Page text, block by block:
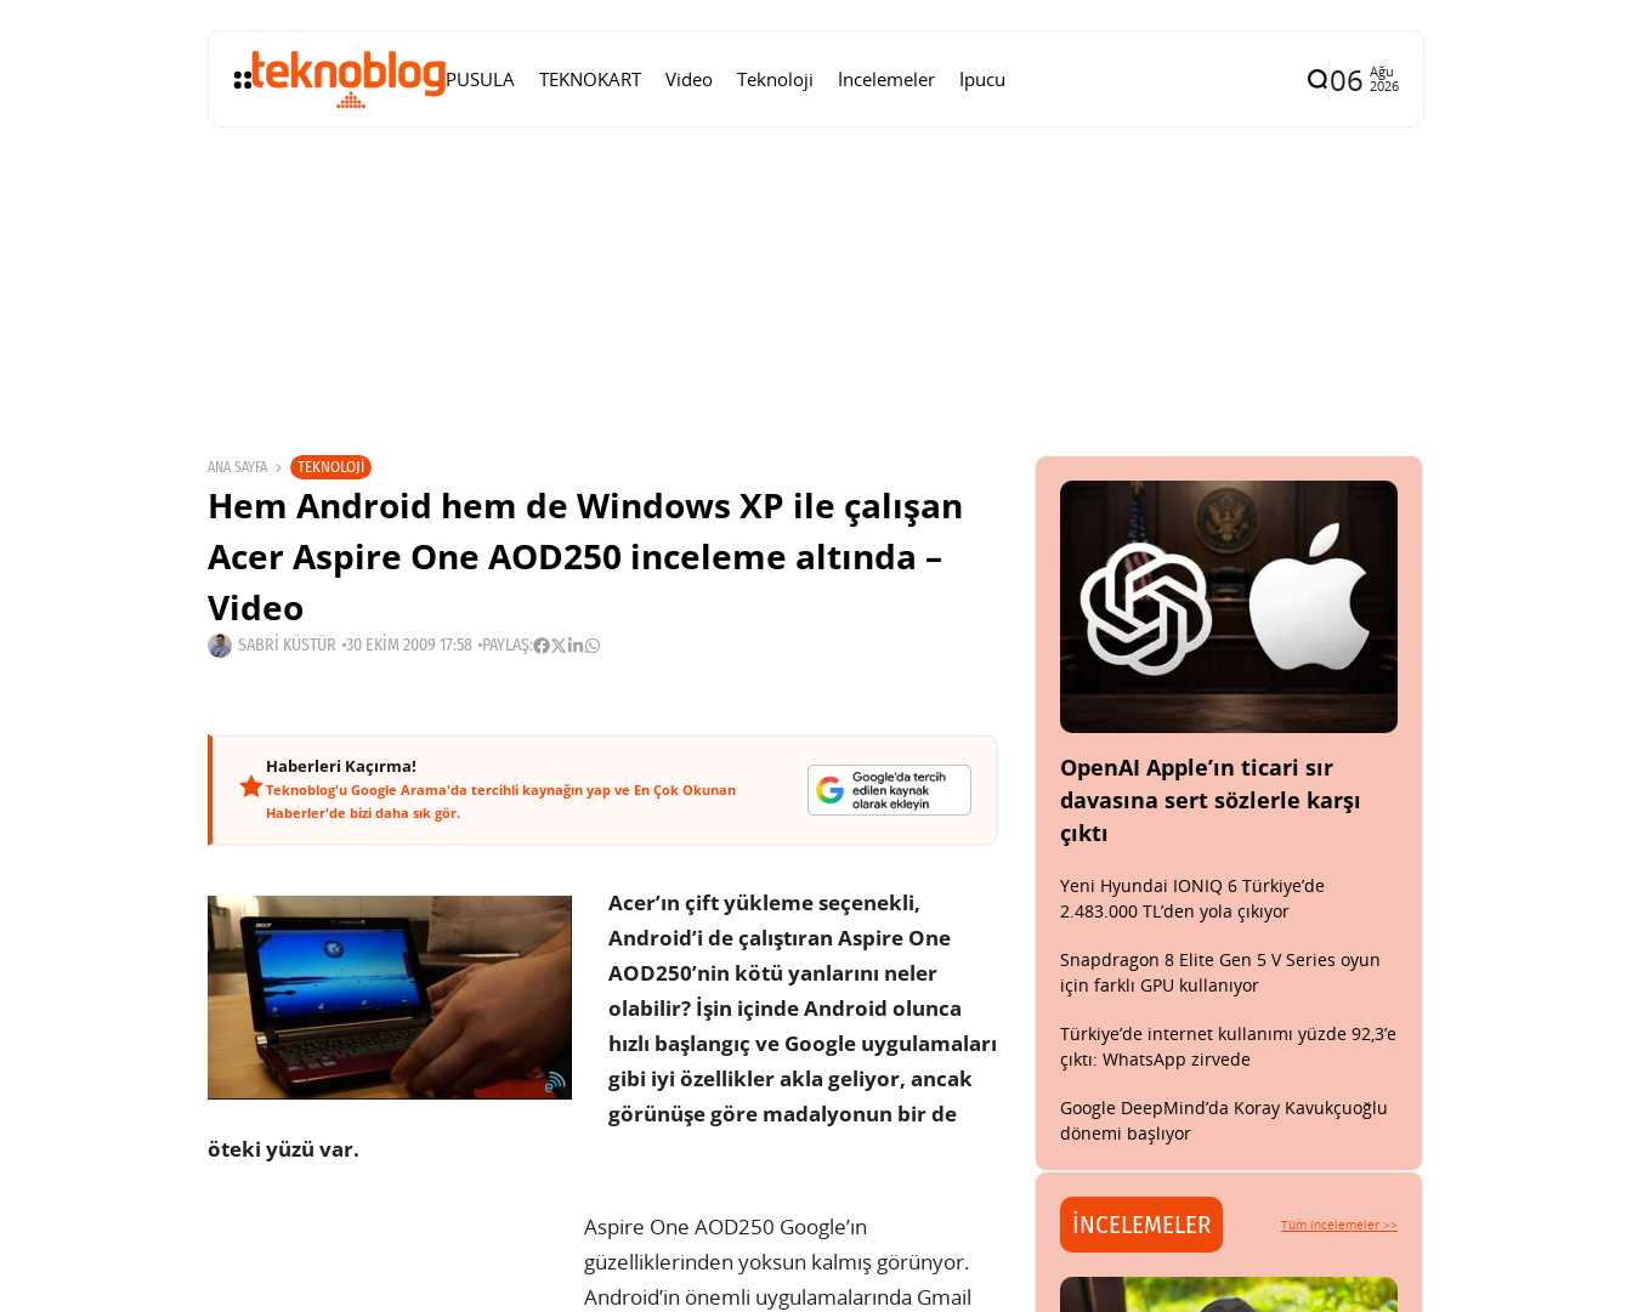
PUSULA TEKNOKART Video Teknoloji İncelemeler İpucu 06 Ağu
2026
ANA SAYFA TEKNOLOJI
Hem Android hem de Windows XP ile çalışan
Acer Aspire One AOD250 inceleme altında –
Video
SABRI KÜSTÜR 30 EKIM 2009 17:58 PAYLAŞ:
Haberleri Kaçırma!
Teknoblog'u Google Arama'da tercihli kaynağın yap ve En Çok Okunan
Haberler'de bizi daha sık gör.
Acer’ın çift yükleme seçenekli,
Android’i de çalıştıran Aspire One
AOD250’nin kötü yanlarını neler
olabilir? İşin içinde Android olunca
hızlı başlangıç ve Google uygulamaları
gibi iyi özellikler akla geliyor, ancak
görünüşe göre madalyonun bir de
öteki yüzü var.
Aspire One AOD250 Google’ın
güzelliklerinden yoksun kalmış görünyor.
Android’in önemli uygulamalarında Gmail
OpenAI Apple’ın ticari sır
davasına sert sözlerle karşı
çıktı
Yeni Hyundai IONIQ 6 Türkiye’de
2.483.000 TL’den yola çıkıyor
Snapdragon 8 Elite Gen 5 V Series oyun
için farklı GPU kullanıyor
Türkiye’de internet kullanımı yüzde 92,3’e
çıktı: WhatsApp zirvede
Google DeepMind’da Koray Kavukçuoğlu
dönemi başlıyor
İNCELEMELER Tüm incelemeler >>